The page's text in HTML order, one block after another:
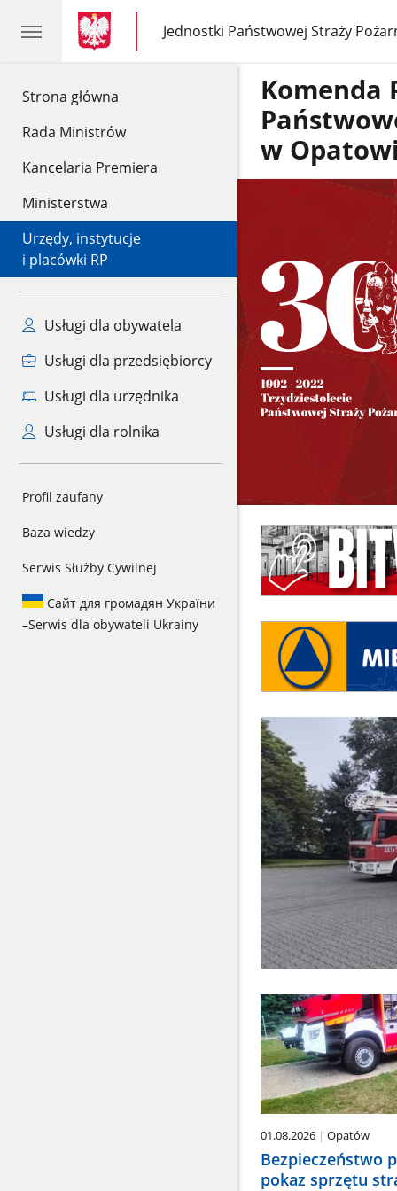
Strona główna
Rada Ministrów
Kancelaria Premiera
Ministerstwa
Urzędy, instytucje
i placówki RP
Usługi dla obywatela
Usługi dla przedsiębiorcy
Usługi dla urzędnika
Usługi dla rolnika
Profil zaufany
Baza wiedzy
Serwis Służby Cywilnej
Сайт для громадян України
–Serwis dla obywateli Ukrainy
gov.pl
gov.pl
Jednostki Państwowej Straży
gov.pl
Jednostki
Państwowej
Komenda
w
01.08.2026 Opatów
Bezpieczeństwo
pokaz sprzętu